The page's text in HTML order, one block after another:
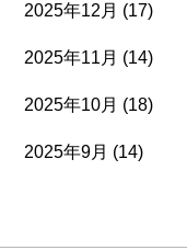
2025年12月 (17)
2025年11月 (14)
2025年10月 (18)
2025年9月 (14)